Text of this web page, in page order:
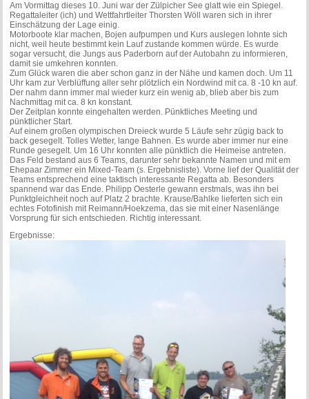
Am Vormittag dieses 10. Juni war der Zülpicher See glatt wie ein Spiegel.
Regattaleiter (ich) und Wettfahrtleiter Thorsten Wöll waren sich in ihrer
Einschätzung der Lage einig.
Motorboote klar machen, Bojen aufpumpen und Kurs auslegen lohnte sich
nicht, weil heute bestimmt kein Lauf zustande kommen würde. Es wurde
sogar versucht, die Jungs aus Paderborn auf der Autobahn zu informieren,
damit sie umkehren konnten.
Zum Glück waren die aber schon ganz in der Nähe und kamen doch. Um 11
Uhr kam zur Verblüffung aller sehr plötzlich ein Nordwind mit ca. 8 -10 kn auf.
Der nahm dann immer mal wieder kurz ein wenig ab, blieb aber bis zum
Nachmittag mit ca. 8 kn konstant.
Der Zeitplan konnte eingehalten werden. Pünktliches Meeting und
pünktlicher Start.
Auf einem großen olympischen Dreieck wurde 5 Läufe sehr zügig back to
back gesegelt. Tolles Wetter, lange Bahnen. Es wurde aber immer nur eine
Runde gesegelt. Um 16 Uhr konnten alle pünktlich die Heimeise antreten.
Das Feld bestand aus 6 Teams, darunter sehr bekannte Namen und mit em
Ehepaar Zimmer ein Mixed-Team (s. Ergebnisliste). Vorne lief der Qualität der
Teams entsprechend eine taktisch interessante Regatta ab. Besonders
spannend war das Ende. Philipp Oesterle gewann erstmals, was ihn bei
Punktgleichheit noch auf Platz 2 brachte. Krause/Bahlke lieferten sich ein
echtes Fotofinish mit Reimann/Hoekzema, das sie mit einer Nasenlänge
Vorsprung für sich entschieden. Richtig interessant.
Ergebnisse: